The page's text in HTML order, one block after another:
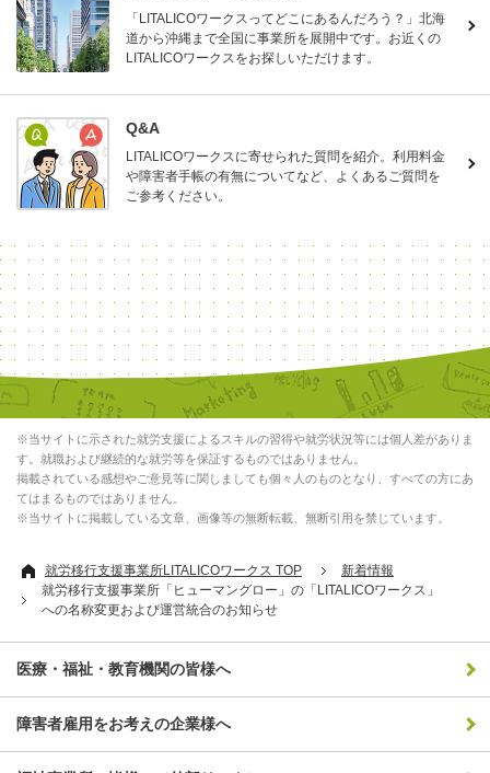
「LITALICOワークスってどこにあるんだろう？」北海
道から沖縄まで全国に事業所を展開中です。お近くの
LITALICOワークスをお探しいただけます。
Q&A
LITALICOワークスに寄せられた質問を紹介。利用料金
や障害者手帳の有無についてなど、よくあるご質問を
ご参考ください。
※当サイトに示された就労支援によるスキルの習得や就労状況等には個人差がありま
す。就職および継続的な就労等を保証するものではありません。
掲載されている感想やご意見等に関しましても個々人のものとなり、すべての方にあ
てはまるものではありません。
※当サイトに掲載している文章、画像等の無断転載、無断引用を禁じています。
就労移行支援事業所LITALICOワークス TOP
新着情報
就労移行支援事業所「ヒューマングロー」の「LITALICOワークス」
への名称変更および運営統合のお知らせ
医療・福祉・教育機関の皆様へ
障害者雇用をお考えの企業様へ